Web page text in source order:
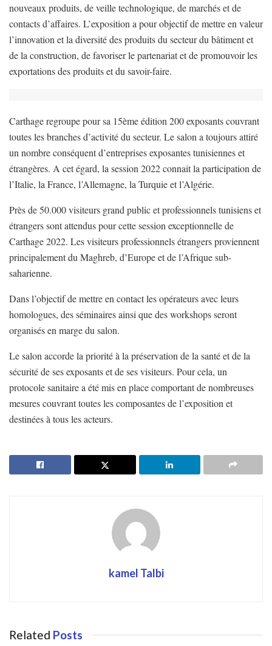
nouveaux produits, de veille technologique, de marchés et de
contacts d’affaires. L’exposition a pour objectif de mettre en valeur
l’innovation et la diversité des produits du secteur du bâtiment et
de la construction, de favoriser le partenariat et de promouvoir les
exportations des produits et du savoir-faire.
Carthage regroupe pour sa 15ème édition 200 exposants couvrant
toutes les branches d’activité du secteur. Le salon a toujours attiré
un nombre conséquent d’entreprises exposantes tunisiennes et
étrangères. A cet égard, la session 2022 connait la participation de
l’Italie, la France, l’Allemagne, la Turquie et l’Algérie.
Près de 50.000 visiteurs grand public et professionnels tunisiens et
étrangers sont attendus pour cette session exceptionnelle de
Carthage 2022. Les visiteurs professionnels étrangers proviennent
principalement du Maghreb, d’Europe et de l’Afrique sub-
saharienne.
Dans l’objectif de mettre en contact les opérateurs avec leurs
homologues, des séminaires ainsi que des workshops seront
organisés en marge du salon.
Le salon accorde la priorité à la préservation de la santé et de la
sécurité de ses exposants et de ses visiteurs. Pour cela, un
protocole sanitaire a été mis en place comportant de nombreuses
mesures couvrant toutes les composantes de l’exposition et
destinées à tous les acteurs.
kamel Talbi
Related Posts